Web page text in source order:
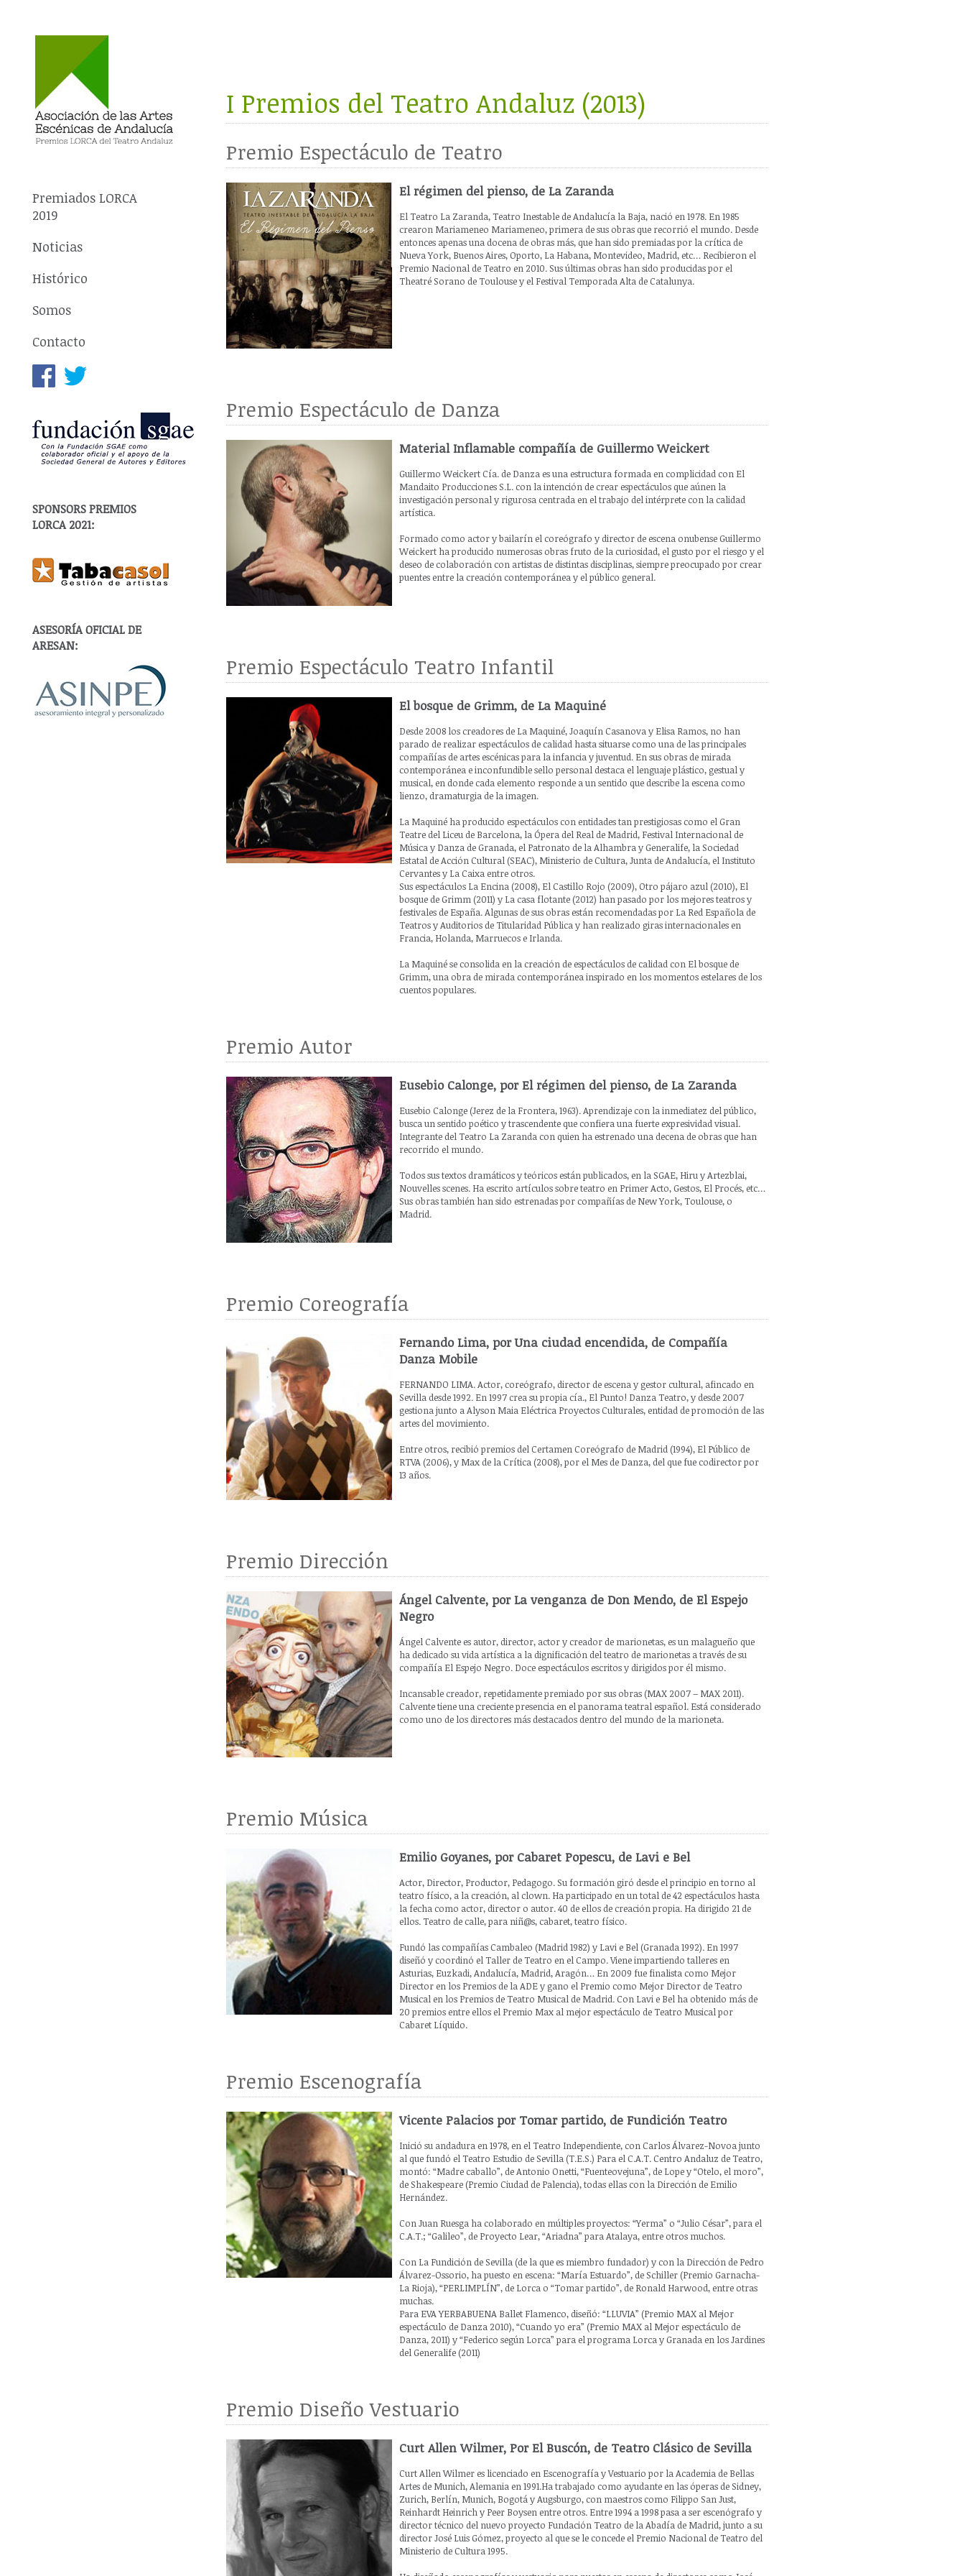
Premiados LORCA
2019
Noticias
Histórico
Somos
Contacto
SPONSORS PREMIOS
LORCA 2021:
ASESORÍA OFICIAL DE
ARESAN:
I Premios del Teatro Andaluz (2013)
Premio Espectáculo de Teatro
El régimen del pienso, de La Zaranda
El Teatro La Zaranda, Teatro Inestable de Andalucía la Baja, nació en 1978. En 1985
crearon Mariameneo Mariameneo, primera de sus obras que recorrió el mundo. Desde
entonces apenas una docena de obras más, que han sido premiadas por la crítica de
Nueva York, Buenos Aires, Oporto, La Habana, Montevideo, Madrid, etc… Recibieron el
Premio Nacional de Teatro en 2010. Sus últimas obras han sido producidas por el
Theatré Sorano de Toulouse y el Festival Temporada Alta de Catalunya.
Premio Espectáculo de Danza
Material Inflamable compañía de Guillermo Weickert
Guillermo Weickert Cía. de Danza es una estructura formada en complicidad con El
Mandaito Producciones S.L. con la intención de crear espectáculos que aúnen la
investigación personal y rigurosa centrada en el trabajo del intérprete con la calidad
artística.
Formado como actor y bailarín el coreógrafo y director de escena onubense Guillermo
Weickert ha producido numerosas obras fruto de la curiosidad, el gusto por el riesgo y el
deseo de colaboración con artistas de distintas disciplinas, siempre preocupado por crear
puentes entre la creación contemporánea y el público general.
Premio Espectáculo Teatro Infantil
El bosque de Grimm, de La Maquiné
Desde 2008 los creadores de La Maquiné, Joaquín Casanova y Elisa Ramos, no han
parado de realizar espectáculos de calidad hasta situarse como una de las principales
compañías de artes escénicas para la infancia y juventud. En sus obras de mirada
contemporánea e inconfundible sello personal destaca el lenguaje plástico, gestual y
musical, en donde cada elemento responde a un sentido que describe la escena como
lienzo, dramaturgia de la imagen.
La Maquiné ha producido espectáculos con entidades tan prestigiosas como el Gran
Teatre del Liceu de Barcelona, la Ópera del Real de Madrid, Festival Internacional de
Música y Danza de Granada, el Patronato de la Alhambra y Generalife, la Sociedad
Estatal de Acción Cultural (SEAC), Ministerio de Cultura, Junta de Andalucía, el Instituto
Cervantes y La Caixa entre otros.
Sus espectáculos La Encina (2008), El Castillo Rojo (2009), Otro pájaro azul (2010), El
bosque de Grimm (2011) y La casa flotante (2012) han pasado por los mejores teatros y
festivales de España. Algunas de sus obras están recomendadas por La Red Española de
Teatros y Auditorios de Titularidad Pública y han realizado giras internacionales en
Francia, Holanda, Marruecos e Irlanda.
La Maquiné se consolida en la creación de espectáculos de calidad con El bosque de
Grimm, una obra de mirada contemporánea inspirado en los momentos estelares de los
cuentos populares.
Premio Autor
Eusebio Calonge, por El régimen del pienso, de La Zaranda
Eusebio Calonge (Jerez de la Frontera, 1963). Aprendizaje con la inmediatez del público,
busca un sentido poético y trascendente que confiera una fuerte expresividad visual.
Integrante del Teatro La Zaranda con quien ha estrenado una decena de obras que han
recorrido el mundo.
Todos sus textos dramáticos y teóricos están publicados, en la SGAE, Hiru y Artezblai,
Nouvelles scenes. Ha escrito artículos sobre teatro en Primer Acto, Gestos, El Procés, etc…
Sus obras también han sido estrenadas por compañías de New York, Toulouse, o
Madrid.
Premio Coreografía
Fernando Lima, por Una ciudad encendida, de Compañía
Danza Mobile
FERNANDO LIMA. Actor, coreógrafo, director de escena y gestor cultural, afincado en
Sevilla desde 1992. En 1997 crea su propia cía., El Punto! Danza Teatro, y desde 2007
gestiona junto a Alyson Maia Eléctrica Proyectos Culturales, entidad de promoción de las
artes del movimiento.
Entre otros, recibió premios del Certamen Coreógrafo de Madrid (1994), El Público de
RTVA (2006), y Max de la Crítica (2008), por el Mes de Danza, del que fue codirector por
13 años.
Premio Dirección
Ángel Calvente, por La venganza de Don Mendo, de El Espejo
Negro
Ángel Calvente es autor, director, actor y creador de marionetas, es un malagueño que
ha dedicado su vida artística a la dignificación del teatro de marionetas a través de su
compañía El Espejo Negro. Doce espectáculos escritos y dirigidos por él mismo.
Incansable creador, repetidamente premiado por sus obras (MAX 2007 – MAX 2011).
Calvente tiene una creciente presencia en el panorama teatral español. Está considerado
como uno de los directores más destacados dentro del mundo de la marioneta.
Premio Música
Emilio Goyanes, por Cabaret Popescu, de Lavi e Bel
Actor, Director, Productor, Pedagogo. Su formación giró desde el principio en torno al
teatro físico, a la creación, al clown. Ha participado en un total de 42 espectáculos hasta
la fecha como actor, director o autor. 40 de ellos de creación propia. Ha dirigido 21 de
ellos. Teatro de calle, para niñ@s, cabaret, teatro físico.
Fundó las compañías Cambaleo (Madrid 1982) y Lavi e Bel (Granada 1992). En 1997
diseñó y coordinó el Taller de Teatro en el Campo. Viene impartiendo talleres en
Asturias, Euzkadi, Andalucía, Madrid, Aragón… En 2009 fue finalista como Mejor
Director en los Premios de la ADE y gano el Premio como Mejor Director de Teatro
Musical en los Premios de Teatro Musical de Madrid. Con Lavi e Bel ha obtenido más de
20 premios entre ellos el Premio Max al mejor espectáculo de Teatro Musical por
Cabaret Líquido.
Premio Escenografía
Vicente Palacios por Tomar partido, de Fundición Teatro
Inició su andadura en 1978, en el Teatro Independiente, con Carlos Álvarez-Novoa junto
al que fundó el Teatro Estudio de Sevilla (T.E.S.) Para el C.A.T. Centro Andaluz de Teatro,
montó: “Madre caballo”, de Antonio Onetti, “Fuenteovejuna”, de Lope y “Otelo, el moro”,
de Shakespeare (Premio Ciudad de Palencia), todas ellas con la Dirección de Emilio
Hernández.
Con Juan Ruesga ha colaborado en múltiples proyectos: “Yerma” o “Julio César”, para el
C.A.T.; “Galileo”, de Proyecto Lear, “Ariadna” para Atalaya, entre otros muchos.
Con La Fundición de Sevilla (de la que es miembro fundador) y con la Dirección de Pedro
Álvarez-Ossorio, ha puesto en escena: “María Estuardo”, de Schiller (Premio Garnacha-
La Rioja), “PERLIMPLÍN”, de Lorca o “Tomar partido”, de Ronald Harwood, entre otras
muchas.
Para EVA YERBABUENA Ballet Flamenco, diseñó: “LLUVIA” (Premio MAX al Mejor
espectáculo de Danza 2010), “Cuando yo era” (Premio MAX al Mejor espectáculo de
Danza, 2011) y “Federico según Lorca” para el programa Lorca y Granada en los Jardines
del Generalife (2011)
Premio Diseño Vestuario
Curt Allen Wilmer, Por El Buscón, de Teatro Clásico de Sevilla
Curt Allen Wilmer es licenciado en Escenografía y Vestuario por la Academia de Bellas
Artes de Munich, Alemania en 1991.Ha trabajado como ayudante en las óperas de Sidney,
Zurich, Berlín, Munich, Bogotá y Augsburgo, con maestros como Filippo San Just,
Reinhardt Heinrich y Peer Boysen entre otros. Entre 1994 a 1998 pasa a ser escenógrafo y
director técnico del nuevo proyecto Fundación Teatro de la Abadía de Madrid, junto a su
director José Luis Gómez, proyecto al que se le concede el Premio Nacional de Teatro del
Ministerio de Cultura 1995.